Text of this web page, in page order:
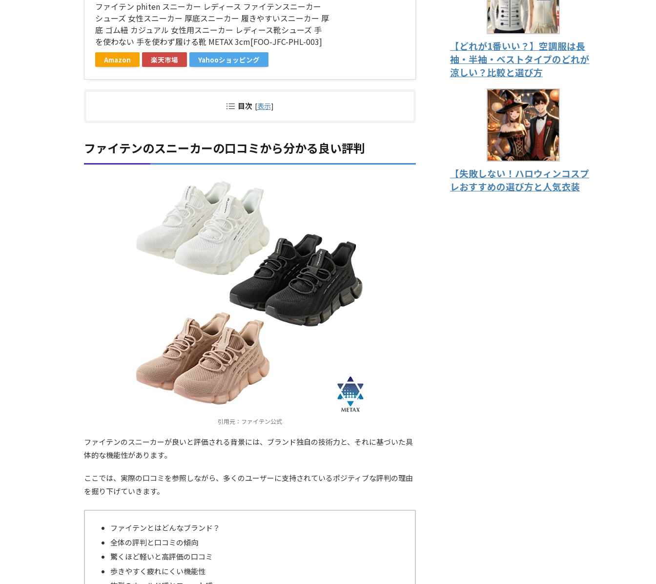
ファイテン phiten スニーカー レディース ファイテンスニーカー
シューズ 女性スニーカー 厚底スニーカー 履きやすいスニーカー 厚
底 ゴム紐 カジュアル 女性用スニーカー レディース靴シューズ 手
を使わない 手を使わず履ける靴 METAX 3cm[FOO-JFC-PHL-003]
Amazon 楽天市場 Yahooショッピング
目次 [表示]
ファイテンのスニーカーの口コミから分かる良い評判
引用元：ファイテン公式
ファイテンのスニーカーが良いと評価される背景には、ブランド独自の技術力と、それに基づいた具
体的な機能性があります。
ここでは、実際の口コミを参照しながら、多くのユーザーに支持されているポジティブな評判の理由
を掘り下げていきます。
ファイテンとはどんなブランド？
全体の評判と口コミの傾向
驚くほど軽いと高評価の口コミ
歩きやすく疲れにくい機能性
【どれが1番いい？】空調服は長
袖・半袖・ベストタイプのどれが
涼しい？比較と選び方
【失敗しない！ハロウィンコスプ
レおすすめの選び方と人気衣装